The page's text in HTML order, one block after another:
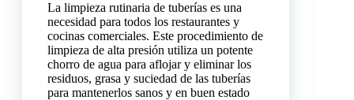
La limpieza rutinaria de tuberías es una
necesidad para todos los restaurantes y
cocinas comerciales. Este procedimiento de
limpieza de alta presión utiliza un potente
chorro de agua para aflojar y eliminar los
residuos, grasa y suciedad de las tuberías
para mantenerlos sanos y en buen estado